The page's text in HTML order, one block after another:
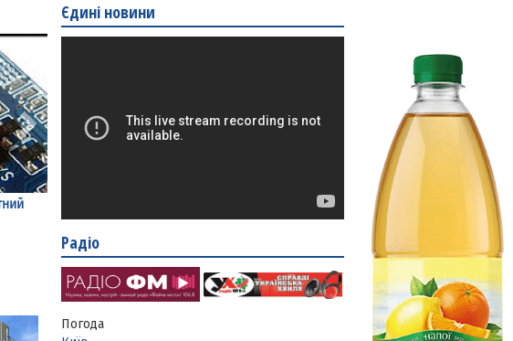
Наступна
Єдині новини
Радіо
Погода